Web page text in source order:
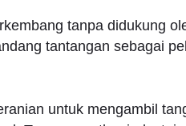
tanpa didukung
tantangan sebagai
untuk mengambil